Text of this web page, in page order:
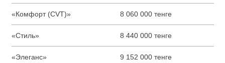
«Комфорт (CVT)» 8 060 000 тенге
«Стиль» 8 440 000 тенге
«Элеганс» 9 152 000 тенге